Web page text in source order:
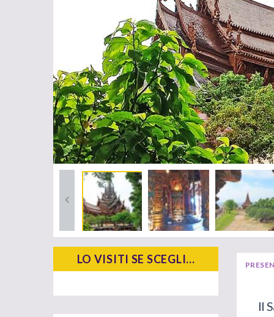
Il
LO VISITI SE SCEGLI...